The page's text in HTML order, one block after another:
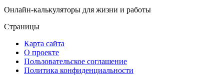
Онлайн-калькуляторы для жизни и работы
Страницы
Карта сайта
О проекте
Пользовательское соглашение
Политика конфиденциальности